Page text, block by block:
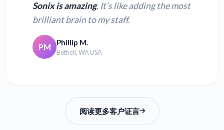
Sonix is amazing. It’s like adding the most
brilliant brain to my staff.
PM Phillip M.
Bothell, WA USA
阅读更多客户证言